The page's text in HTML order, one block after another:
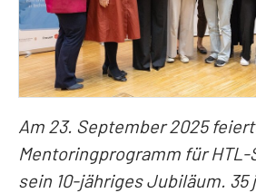
Am 23. September 2025
Mentoringprogramm für
sein 10-jähriges Jubiläum. 35